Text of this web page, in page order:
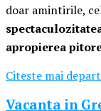
doar amintirile,
apropierea
Citeste mai
Vacanta in